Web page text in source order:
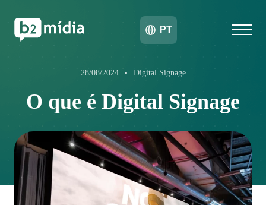
PT
28/08/2024 Digital Signage
O que é Digital Signage